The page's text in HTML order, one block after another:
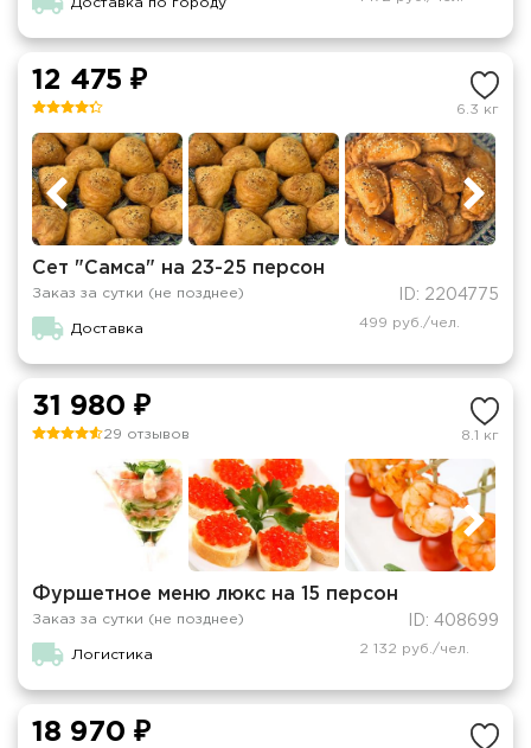
Доставка по городу
12 475 ₽
6.3 кг
Сет "Самса" на 23-25 персон
Заказ за сутки (не позднее) ID: 2204775
Доставка 499 руб./чел.
31 980 ₽
29 отзывов 8.1 кг
Фуршетное меню люкс на 15 персон
Заказ за сутки (не позднее) ID: 408699
Логистика 2 132 руб./чел.
18 970 ₽